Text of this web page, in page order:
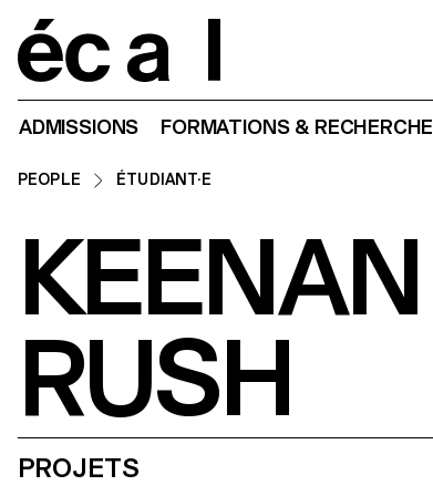
ADMISSIONS FORMATIONS & RECHERCHE
PEOPLE ÉTUDIANT·E
KEENAN
RUSH
PROJETS